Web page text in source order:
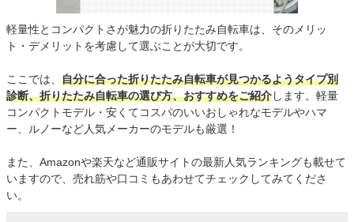
軽量性とコンパクトさが魅力の折りたたみ自転車は、そのメリッ
ト・デメリットを考慮して選ぶことが大切です。
ここでは、 自分に合った折りたたみ自転車が見つかるようタイプ別
診断、折りたたみ自転車の選び方、おすすめをご紹介します。軽量
コンパクトモデル・安くてコスパのいいおしゃれなモデルやハマ
ー、ルノーなど人気メーカーのモデルも厳選！
また、Amazonや楽天など通販サイトの最新人気ランキングも載せて
いますので、売れ筋や口コミもあわせてチェックしてみてくださ
い。